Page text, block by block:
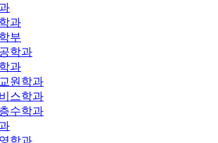
과
부
학과
과
원학과
스학과
수학과
학과